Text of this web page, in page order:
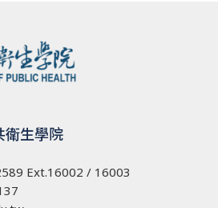
衛生學院
Ext.16002 / 16003